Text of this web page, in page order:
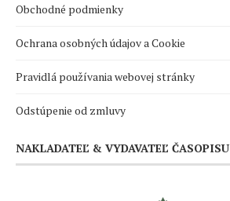
Obchodné podmienky
Ochrana osobných údajov a Cookie
Pravidlá používania webovej stránky
Odstúpenie od zmluvy
NAKLADATEĽ & VYDAVATEĽ ČASOPISU